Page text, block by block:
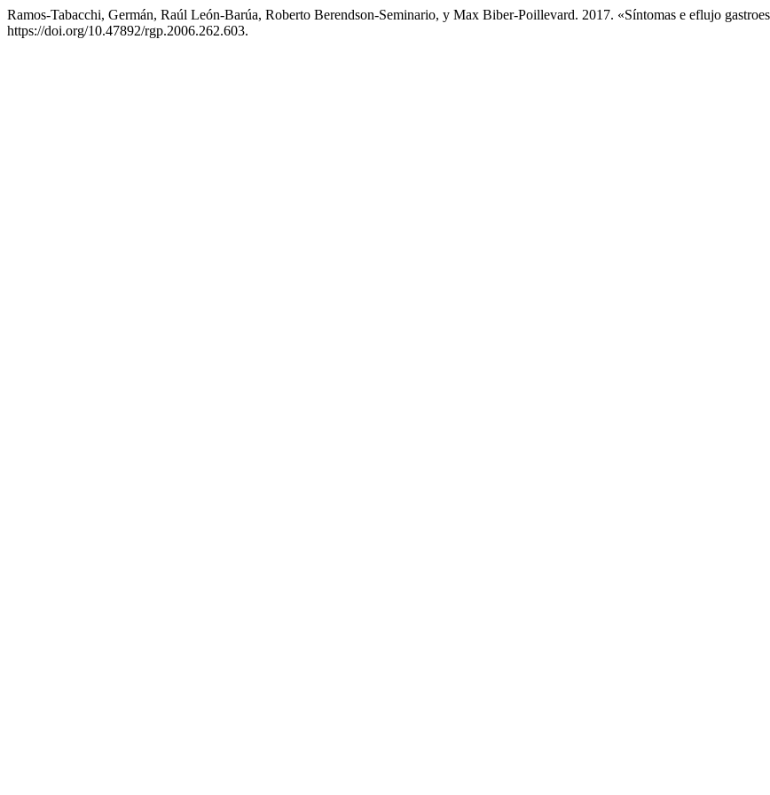
Ramos-Tabacchi, Germán, Raúl León-Barúa, Roberto Berendson-Seminario, y Max Biber-Poillevard. 2017. «Síntomas e eflujo
https://doi.org/10.47892/rgp.2006.262.603.